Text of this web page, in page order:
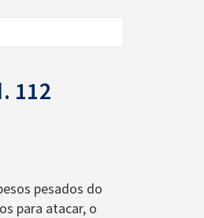
112
pesados do
para atacar, o